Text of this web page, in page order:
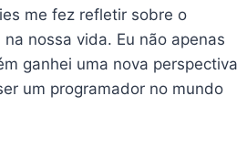
me fez refletir sobre o
nossa vida. Eu não apenas
ganhei uma nova perspectiva
um programador no mundo